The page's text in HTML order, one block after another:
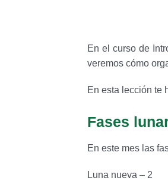
En el curso de
veremos cómo
En esta lección te
Fases
En este mes las
Luna nueva – 2